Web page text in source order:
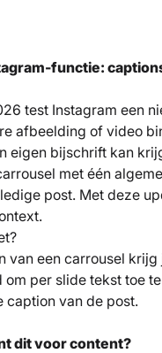
functie:
test Instagram een
afbeelding of video
eigen bijschrift kan
met één
post. Met deze
van een carrousel krijg
om per slide tekst toe
caption van de post.
dit voor content?